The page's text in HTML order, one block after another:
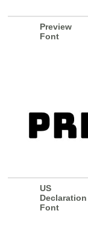
Preview
Font
US
Declaration
Font